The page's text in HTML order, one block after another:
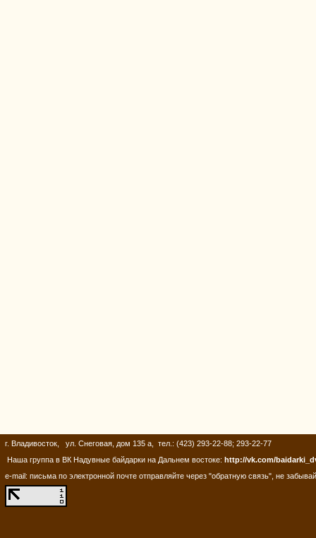
г. Владивосток, ул. Снеговая, дом 135 а, тел.: (423) 293-22-88; 293-22-77
Наша группа в ВК Надувные байдарки на Дальнем востоке: http://vk.com/
e-mail: письма по электронной почте отправляйте через "обратную связь", не